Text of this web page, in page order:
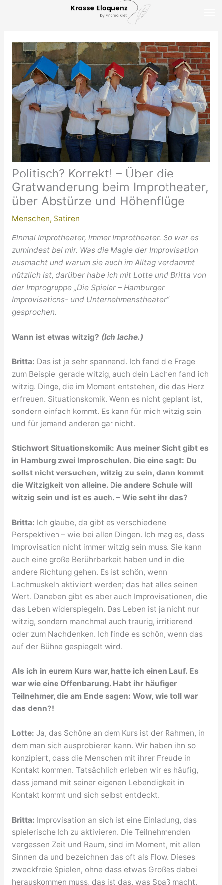
Politisch? Korrekt! – Über die
Gratwanderung beim Improtheater,
über Abstürze und Höhenflüge
Menschen, Satiren
Einmal Improtheater, immer Improtheater. So war es
zumindest bei mir. Was die Magie der Improvisation
ausmacht und warum sie auch im Alltag verdammt
nützlich ist, darüber habe ich mit Lotte und Britta von
der Improgruppe „Die Spieler – Hamburger
Improvisations- und Unternehmenstheater“
gesprochen.
Wann ist etwas witzig? (Ich lache.)
Britta: Das ist ja sehr spannend. Ich fand die Frage
zum Beispiel gerade witzig, auch dein Lachen fand ich
witzig. Dinge, die im Moment entstehen, die das Herz
erfreuen. Situationskomik. Wenn es nicht geplant ist,
sondern einfach kommt. Es kann für mich witzig sein
und für jemand anderen gar nicht.
Stichwort Situationskomik: Aus meiner Sicht gibt es
in Hamburg zwei Improschulen. Die eine sagt: Du
sollst nicht versuchen, witzig zu sein, dann kommt
die Witzigkeit von alleine. Die andere Schule will
witzig sein und ist es auch. – Wie seht ihr das?
Britta: Ich glaube, da gibt es verschiedene
Perspektiven – wie bei allen Dingen. Ich mag es, dass
Improvisation nicht immer witzig sein muss. Sie kann
auch eine große Berührbarkeit haben und in die
andere Richtung gehen. Es ist schön, wenn
Lachmuskeln aktiviert werden; das hat alles seinen
Wert. Daneben gibt es aber auch Improvisationen, die
das Leben widerspiegeln. Das Leben ist ja nicht nur
witzig, sondern manchmal auch traurig, irritierend
oder zum Nachdenken. Ich finde es schön, wenn das
auf der Bühne gespiegelt wird.
Als ich in eurem Kurs war, hatte ich einen Lauf. Es
war wie eine Offenbarung. Habt ihr häufiger
Teilnehmer, die am Ende sagen: Wow, wie toll war
das denn?!
Lotte: Ja, das Schöne an dem Kurs ist der Rahmen, in
dem man sich ausprobieren kann. Wir haben ihn so
konzipiert, dass die Menschen mit ihrer Freude in
Kontakt kommen. Tatsächlich erleben wir es häufig,
dass jemand mit seiner eigenen Lebendigkeit in
Kontakt kommt und sich selbst entdeckt.
Britta: Improvisation an sich ist eine Einladung, das
spielerische Ich zu aktivieren. Die Teilnehmenden
vergessen Zeit und Raum, sind im Moment, mit allen
Sinnen da und bezeichnen das oft als Flow. Dieses
zweckfreie Spielen, ohne dass etwas Großes dabei
herauskommen muss, das ist das, was Spaß macht.